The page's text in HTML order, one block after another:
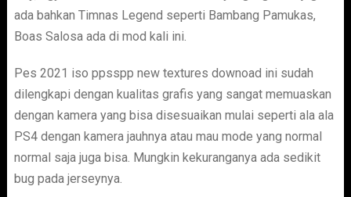
ada bahkan Timnas Legend seperti Bambang Pamukas,
Boas Salosa ada di mod kali ini.
Pes 2021 iso ppsspp new textures downoad ini sudah
dilengkapi dengan kualitas grafis yang sangat memuaskan
dengan kamera yang bisa disesuaikan mulai seperti ala ala
PS4 dengan kamera jauhnya atau mau mode yang normal
normal saja juga bisa. Mungkin kekuranganya ada sedikit
bug pada jerseynya.